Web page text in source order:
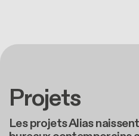
Projets
Les projets Alias